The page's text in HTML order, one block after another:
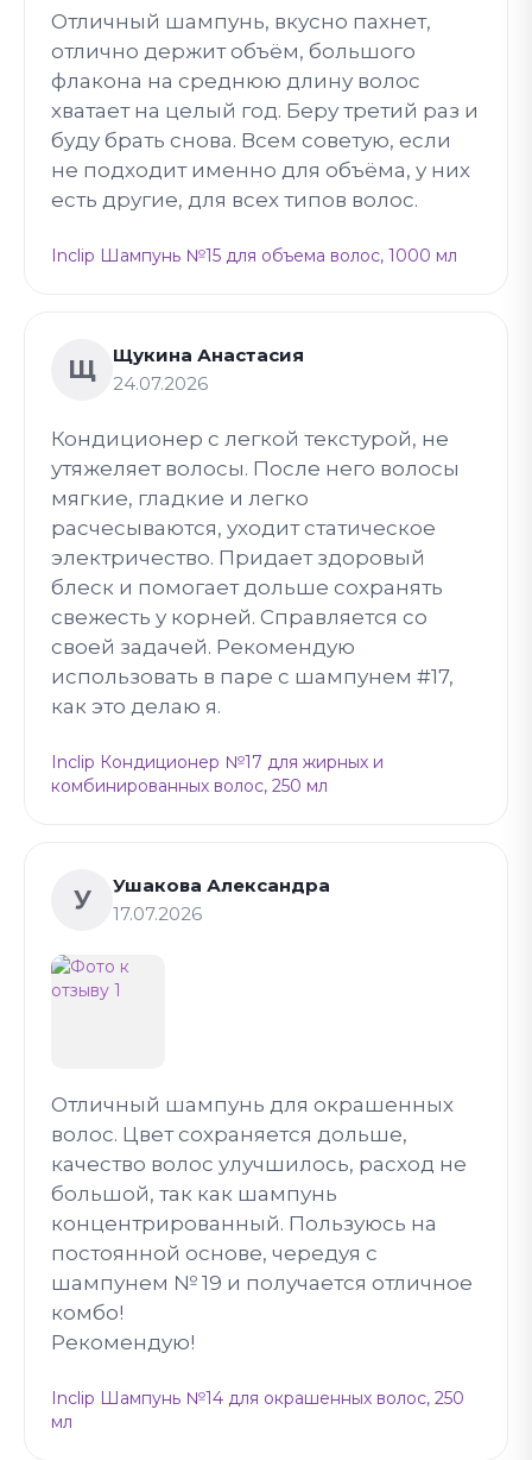
Отличный шампунь, вкусно пахнет,
отлично держит объём, большого
флакона на среднюю длину волос
хватает на целый год. Беру третий раз и
буду брать снова. Всем советую, если
не подходит именно для объёма, у них
есть другие, для всех типов волос.
Inclip Шампунь №15 для объема волос, 1000 мл
Щ
Щукина Анастасия
24.07.2026
Кондиционер с легкой текстурой, не
утяжеляет волосы. После него волосы
мягкие, гладкие и легко
расчесываются, уходит статическое
электричество. Придает здоровый
блеск и помогает дольше сохранять
свежесть у корней. Справляется со
своей задачей. Рекомендую
использовать в паре с шампунем #17,
как это делаю я.
Inclip Кондиционер №17 для жирных и
комбинированных волос, 250 мл
У
Ушакова Александра
17.07.2026
Отличный шампунь для окрашенных
волос. Цвет сохраняется дольше,
качество волос улучшилось, расход не
большой, так как шампунь
концентрированный. Пользуюсь на
постоянной основе, чередуя с
шампунем № 19 и получается отличное
комбо!
Рекомендую!
Inclip Шампунь №14 для окрашенных волос, 250
мл